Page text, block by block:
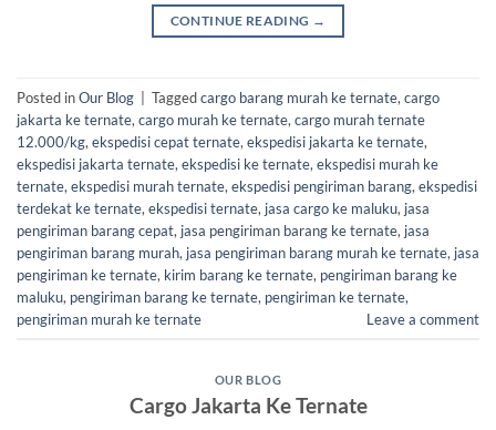
CONTINUE READING →
Posted inOur Blog Taggedcargo barang murah ke ternate, cargo
jakarta ke ternate, cargo murah ke ternate, cargo murah ternate
12.000/kg, ekspedisi cepat ternate, ekspedisi jakarta ke ternate,
ekspedisi jakarta ternate, ekspedisi ke ternate, ekspedisi murah ke
ternate, ekspedisi murah ternate, ekspedisi pengiriman barang, ekspedisi
terdekat ke ternate, ekspedisi ternate, jasa cargo ke maluku, jasa
pengiriman barang cepat, jasa pengiriman barang ke ternate, jasa
pengiriman barang murah, jasa pengiriman barang murah ke ternate, jasa
pengiriman ke ternate, kirim barang ke ternate, pengiriman barang ke
maluku, pengiriman barang ke ternate, pengiriman ke ternate,
pengiriman murah ke ternate
Leave a comment
OUR BLOG
Cargo Jakarta Ke Ternate